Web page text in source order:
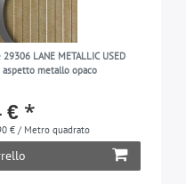
LANE METALLIC USED
metallo opaco
€ *
€ / Metro quadrato